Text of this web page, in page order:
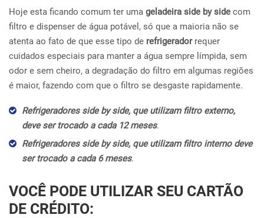
Hoje esta ficando comum ter uma geladeira side by side com
filtro e dispenser de água potável, só que a maioria não se
atenta ao fato de que esse tipo de refrigeradorrequer
cuidados especiais para manter a água sempre límpida, sem
odor e sem cheiro, a degradação do filtro em algumas regiões
é maior, fazendo com que o filtro se desgaste rapidamente.
Refrigeradores side by side, que utilizam filtro externo,
deve ser trocado a cada 12 meses.
Refrigeradores side by side, que utilizam filtro interno deve
ser trocado a cada 6 meses.
VOCÊ PODE UTILIZAR SEU CARTÃO
DE CRÉDITO: